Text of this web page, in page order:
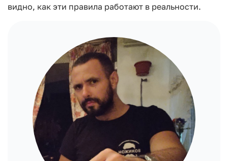
видно, как эти правила работают в реальности.